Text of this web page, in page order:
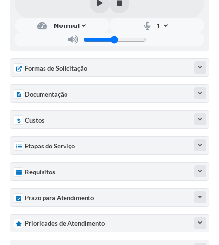
Formas de Solicitação
Documentação
Custos
Etapas do Serviço
Requisitos
Prazo para Atendimento
Prioridades de Atendimento